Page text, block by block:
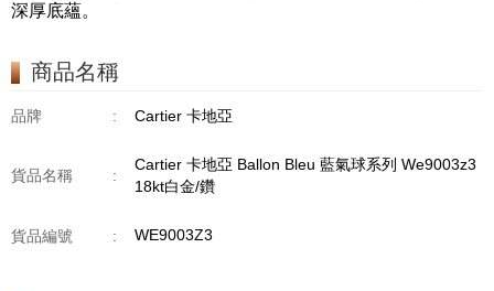
深厚底蘊。
商品名稱
品牌 : Cartier 卡地亞
貨品名稱 :
Cartier 卡地亞 Ballon Bleu 藍氣球系列 We9003z3
18kt白金/鑽
貨品編號 : WE9003Z3